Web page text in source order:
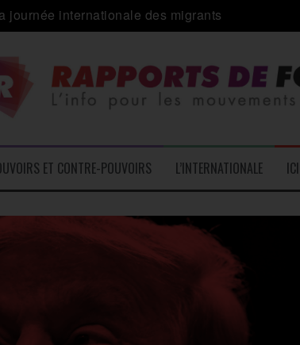
inédite » avec les associations d’usagers ?
– L’Actu des Oublié.es
contre « l’une des plus grandes attaques
ça peut marcher
médico-social
ET CONTRE-POUVOIRS L’INTERNATIONALE